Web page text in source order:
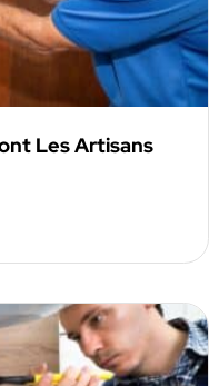
Les Artisans